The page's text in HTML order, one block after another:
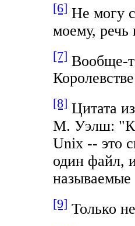
[6] Не могу
моему, речь
[7] Вообще-
[8] Цитата
М. Уэлш:
Unix -- это
один файл,
[9] Только